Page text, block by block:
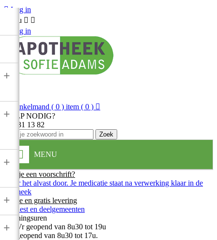
 Log in
Menu  
Log in
Winkelmand ( 0 ) item ( 0 ) 
HULP NODIG?
013 31 13 82
Zoek
MENU
+
+
+
+
+
Heb je een voorschrift?
Stuur het alvast door. Je medicatie staat na verwerking klaar in de
apotheek
Snelle en gratis levering
In Diest en deelgemeenten
Openingsuren
Ma-Vr geopend van 8u30 tot 19u
Zat geopend van 8u30 tot 17u.